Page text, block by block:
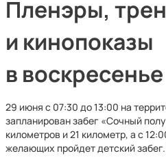
Пленэры,
и кинопоказы
в воскресенье
29 июня с 07:30 до 13:00 на
запланирован забег «Сочный
километров и 21 километр, а с
желающих пройдет детский